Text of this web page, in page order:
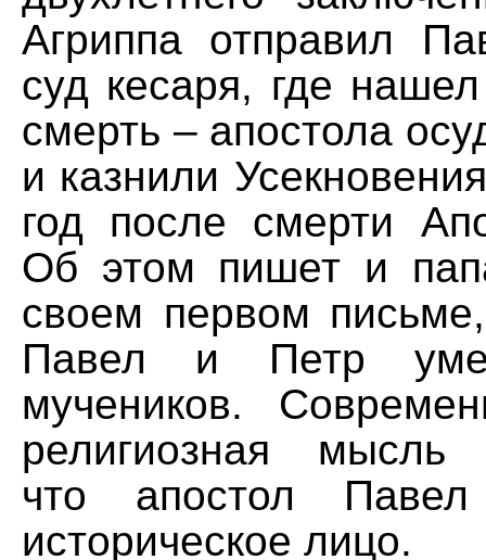
Агриппа отправил
суд кесаря, где
смерть – апостола
и казнили
год после смерти
Об этом пишет и
своем первом
Павел и Петр
мучеников.
религиозная мысль
что апостол
историческое лицо.